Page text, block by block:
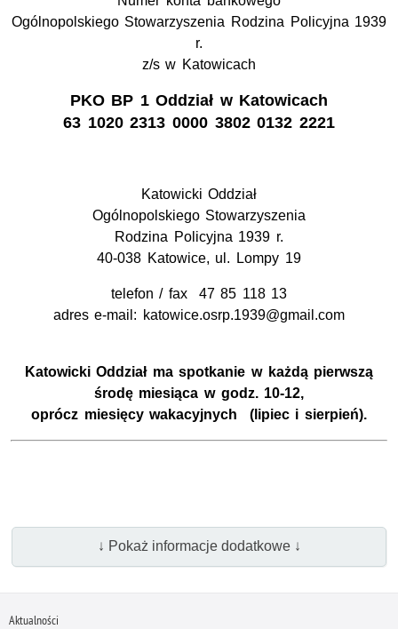
Ogólnopolskiego Stowarzyszenia Rodzina Policyjna 1939
r.
z/s w Katowicach
PKO BP 1 Oddział w Katowicach
63 1020 2313 0000 3802 0132 2221
Katowicki Oddział
Ogólnopolskiego Stowarzyszenia
Rodzina Policyjna 1939 r.
40-038 Katowice, ul. Lompy 19
telefon / fax 47 85 118 13
adres e-mail: katowice.osrp.1939@gmail.com
Katowicki Oddział ma spotkanie w każdą pierwszą
środę miesiąca w godz. 10-12,
oprócz miesięcy wakacyjnych (lipiec i sierpień).
↓ Pokaż informacje dodatkowe ↓
Aktualności